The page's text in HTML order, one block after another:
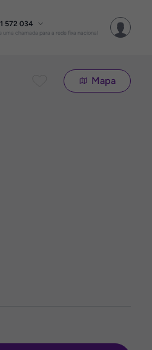
572 034
uma chamada para a rede fixa nacional
Mapa